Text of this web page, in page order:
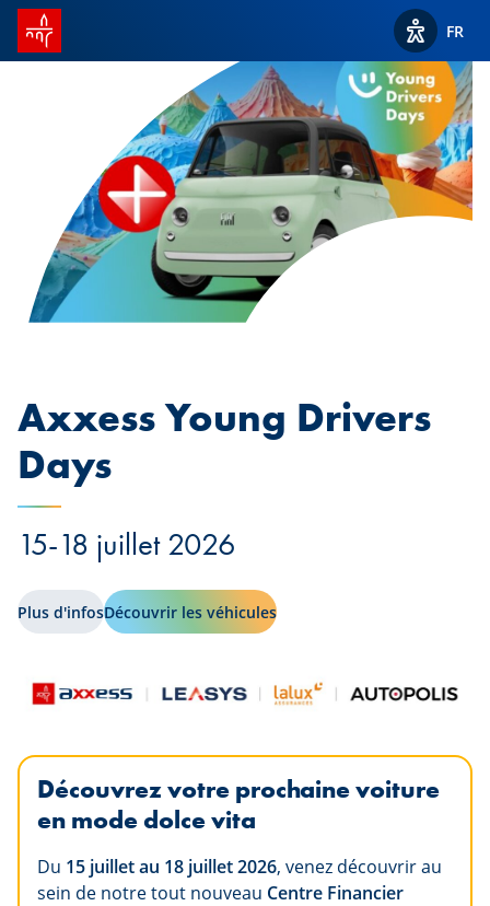
Accueil SPUERKEESS
Afficher
FR
Axxess Young Drivers
Days
15-18 juillet 2026
Plus d'infosDécouvrir les véhicules
Découvrez votre prochaine voiture
en mode dolce vita
Du 15 juillet au 18 juillet 2026, venez découvrir au
sein de notre tout nouveau Centre Financier